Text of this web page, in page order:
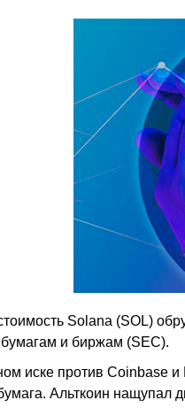
Solana (SOL)
и биржам (SEC).
иске против Coinbase
Альткоин нащупал